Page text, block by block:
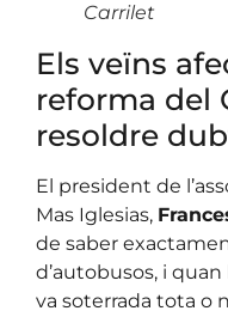
Carrilet
Els veïns
reforma del
resoldre
El president de
Mas Iglesias,
de saber
d’autobusos, i
va soterrada tota o